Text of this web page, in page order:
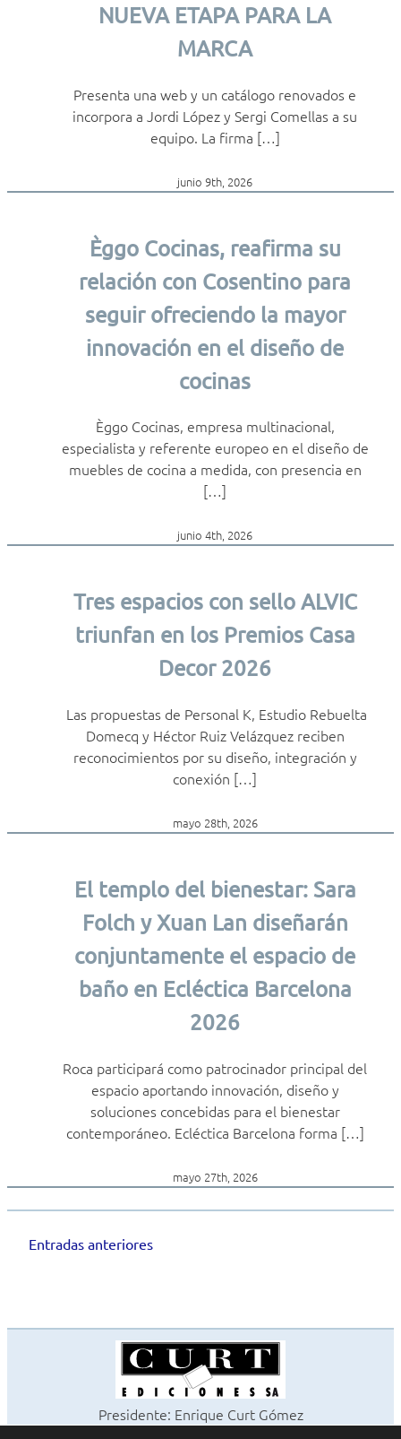
NUEVA ETAPA PARA LA
MARCA
Presenta una web y un catálogo renovados e
incorpora a Jordi López y Sergi Comellas a su
equipo. La firma […]
junio 9th, 2026
Èggo Cocinas, reafirma su
relación con Cosentino para
seguir ofreciendo la mayor
innovación en el diseño de
cocinas
Èggo Cocinas, empresa multinacional,
especialista y referente europeo en el diseño de
muebles de cocina a medida, con presencia en
[…]
junio 4th, 2026
Tres espacios con sello ALVIC
triunfan en los Premios Casa
Decor 2026
Las propuestas de Personal K, Estudio Rebuelta
Domecq y Héctor Ruiz Velázquez reciben
reconocimientos por su diseño, integración y
conexión […]
mayo 28th, 2026
El templo del bienestar: Sara
Folch y Xuan Lan diseñarán
conjuntamente el espacio de
baño en Ecléctica Barcelona
2026
Roca participará como patrocinador principal del
espacio aportando innovación, diseño y
soluciones concebidas para el bienestar
contemporáneo. Ecléctica Barcelona forma […]
mayo 27th, 2026
Navegación
Entradas anteriores
Presidente: Enrique Curt Gómez